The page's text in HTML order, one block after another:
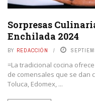
Sorpresas
Enchilada 2024
BY REDACCIÓN
=La tradicional cocina
de comensales que se dan
Toluca, Edomex, ...